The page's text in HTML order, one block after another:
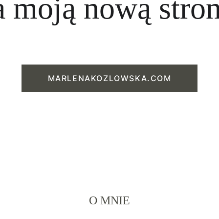
moją nową
MARLENAKOZLOWSKA.COM
O MNIE